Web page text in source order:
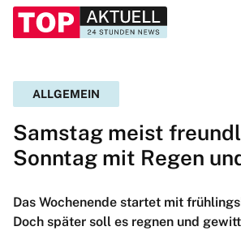
ALLGEMEIN
Samstag meist
Sonntag mit Regen
Das Wochenende startet mit
Doch später soll es regnen und